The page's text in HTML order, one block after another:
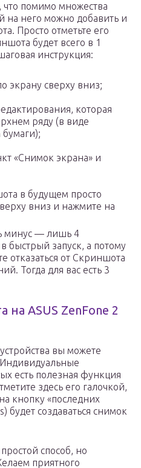
помимо множества
на него можно добавить и
Просто отметьте его
будет всего в 1
инструкция:
экрану сверху вниз;
которая
ряду (в виде
«Снимок экрана» и
в будущем просто
вниз и нажмите на
минус — лишь 4
быстрый запуск, а потому
отказаться от Скриншота
Тогда для вас есть 3
ASUS ZenFone 2
вы можете
есть полезная функция
здесь его галочкой,
кнопку «последних
будет создаваться снимок
способ, но
приятного